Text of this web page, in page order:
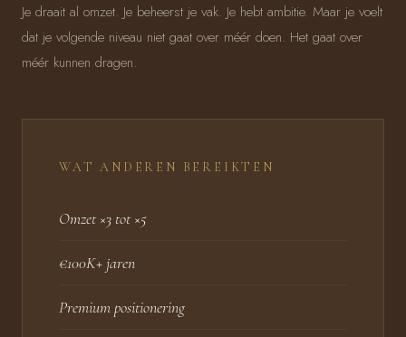
Je draait al omzet. Je beheerst je vak. Je hebt ambitie. Maar je voelt
dat je volgende niveau niet gaat over méér doen. Het gaat over
méér kunnen dragen.
WAT ANDEREN BEREIKTEN
Omzet ×3 tot ×5
€100K+ jaren
Premium positionering